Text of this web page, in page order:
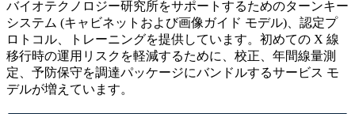
バイオテクノロジー研究所をサポートするためのターンキー
システム (キャビネットおよび画像ガイド モデル)、認定プ
ロトコル、トレーニングを提供しています。初めての X 線
移行時の運用リスクを軽減するために、校正、年間線量測
定、予防保守を調達パッケージにバンドルするサービス モ
デルが増えています。